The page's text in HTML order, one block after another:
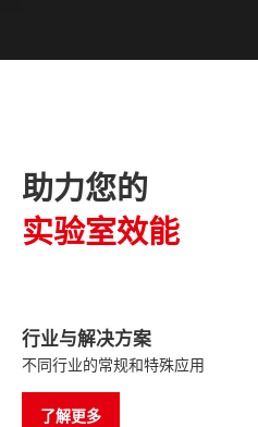
助力您的
实验室效能
行业与解决方案
不同行业的常规和特殊应用
了解更多